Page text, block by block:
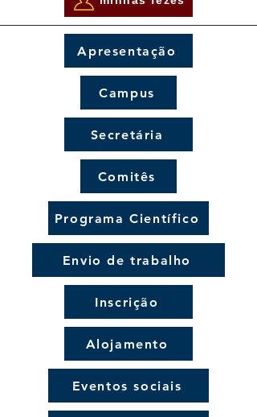
Apresentação
Campus
Secretária
Comitês
Programa Científico
Envio de trabalho
Inscrição
Alojamento
Eventos sociais